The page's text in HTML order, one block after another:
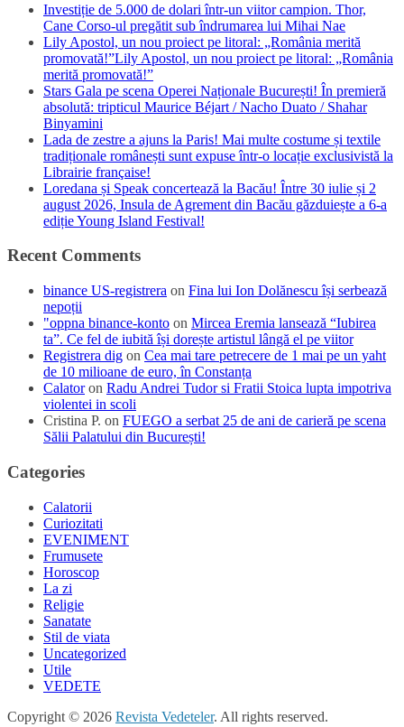
Investiție de 5.000 de dolari într-un viitor campion. Thor,
Cane Corso-ul pregătit sub îndrumarea lui Mihai Nae
Lily Apostol, un nou proiect pe litoral: „România merită
promovată!”Lily Apostol, un nou proiect pe litoral: „România
merită promovată!”
Stars Gala pe scena Operei Naționale București! În premieră
absolută: tripticul Maurice Béjart / Nacho Duato / Shahar
Binyamini
Lada de zestre a ajuns la Paris! Mai multe costume și textile
tradiționale românești sunt expuse într-o locație exclusivistă la
Librairie française!
Loredana și Speak concertează la Bacău! Între 30 iulie și 2
august 2026, Insula de Agrement din Bacău găzduiește a 6-a
ediție Young Island Festival!
Recent Comments
binance US-registrera on Fina lui Ion Dolănescu își serbează
nepoții
"oppna binance-konto on Mircea Eremia lansează “Iubirea
ta”. Ce fel de iubită își dorește artistul lângă el pe viitor
Registrera dig on Cea mai tare petrecere de 1 mai pe un yaht
de 10 milioane de euro, în Constanța
Calatoron Radu Andrei Tudor si Fratii Stoica lupta impotriva
violentei in scoli
Cristina P. on FUEGO a serbat 25 de ani de carieră pe scena
Sălii Palatului din București!
Categories
Calatorii
Curiozitati
EVENIMENT
Frumusete
Horoscop
La zi
Religie
Sanatate
Stil de viata
Uncategorized
Utile
VEDETE
Copyright © 2026 Revista Vedeteler. All rights reserved.